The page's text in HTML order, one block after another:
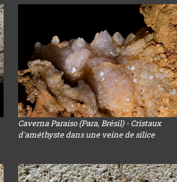
Caverna Paraiso (Para, Brésil) - Cristaux
d'améthyste dans une veine de silice